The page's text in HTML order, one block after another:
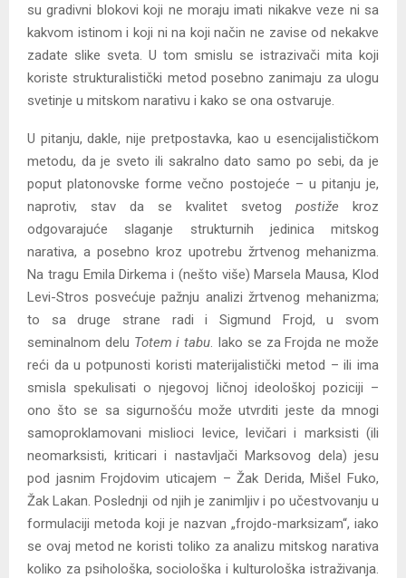
su gradivni blokovi koji ne moraju imati nikakve veze ni sa
kakvom istinom i koji ni na koji način ne zavise od nekakve
zadate slike sveta. U tom smislu se istrazivači mita koji
koriste strukturalistički metod posebno zanimaju za ulogu
svetinje u mitskom narativu i kako se ona ostvaruje.
U pitanju, dakle, nije pretpostavka, kao u esencijalističkom
metodu, da je sveto ili sakralno dato samo po sebi, da je
poput platonovske forme večno postojeće – u pitanju je,
naprotiv, stav da se kvalitet svetog postiže kroz
odgovarajuće slaganje strukturnih jedinica mitskog
narativa, a posebno kroz upotrebu žrtvenog mehanizma.
Na tragu Emila Dirkema i (nešto više) Marsela Mausa, Klod
Levi-Stros posvećuje pažnju analizi žrtvenog mehanizma;
to sa druge strane radi i Sigmund Frojd, u svom
seminalnom delu Totem i tabu . Iako se za Frojda ne može
reći da u potpunosti koristi materijalistički metod – ili ima
smisla spekulisati o njegovoj ličnoj ideološkoj poziciji –
ono što se sa sigurnošću može utvrditi jeste da mnogi
samoproklamovani mislioci levice, levičari i marksisti (ili
neomarksisti, kriticari i nastavljači Marksovog dela) jesu
pod jasnim Frojdovim uticajem – Žak Derida, Mišel Fuko,
Žak Lakan. Poslednji od njih je zanimljiv i po učestvovanju u
formulaciji metoda koji je nazvan „frojdo-marksizam“, iako
se ovaj metod ne koristi toliko za analizu mitskog narativa
koliko za psihološka, sociološka i kulturološka istraživanja.